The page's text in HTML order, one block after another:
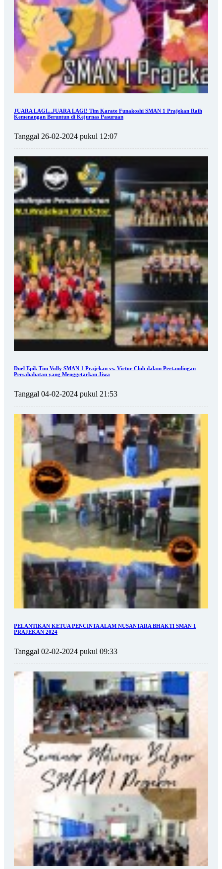
JUARA LAGI...JUARA LAGI! Tim Karate Funakoshi SMAN 1 Prajekan Raih
Kemenangan Beruntun di Kejurnas Pasuruan
Tanggal 26-02-2024 pukul 12:07
Duel Epik Tim Volly SMAN 1 Prajekan vs. Victor Club dalam Pertandingan
Persahabatan yang Menggetarkan Jiwa
Tanggal 04-02-2024 pukul 21:53
PELANTIKAN KETUA PENCINTA ALAM NUSANTARA BHAKTI SMAN 1
PRAJEKAN 2024
Tanggal 02-02-2024 pukul 09:33